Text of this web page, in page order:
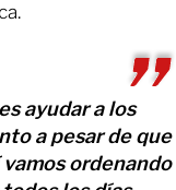
ayudar a los
a pesar de que
ordenando